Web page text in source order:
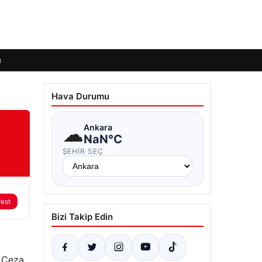
Hava Durumu
☁Ankara
NaN°C
ŞEHIR SEÇ
Bizi Takip Edin